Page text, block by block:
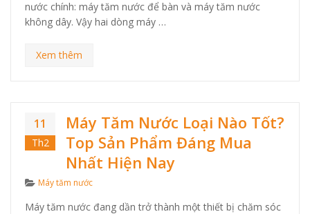
nước chính: máy tăm nước để bàn và máy tăm nước
không dây. Vậy hai dòng máy …
Xem thêm
11
Th2
Máy Tăm Nước Loại Nào Tốt?
Top Sản Phẩm Đáng Mua
Nhất Hiện Nay
Categories
Máy tăm nước
Máy tăm nước đang dần trở thành một thiết bị chăm sóc